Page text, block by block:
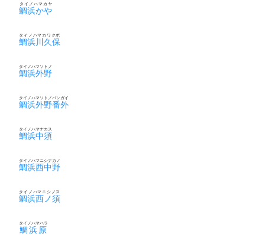
鯛浜かや
タイノハマカヤ
鯛浜川久保
タイノハマカワクボ
鯛浜外野
タイノハマソトノ
鯛浜外野番外
タイノハマソトノバンガイ
鯛浜中須
タイノハマナカス
鯛浜西中野
タイノハマニシナカノ
鯛浜西ノ須
タイノハマニシノス
鯛浜原
タイノハマハラ